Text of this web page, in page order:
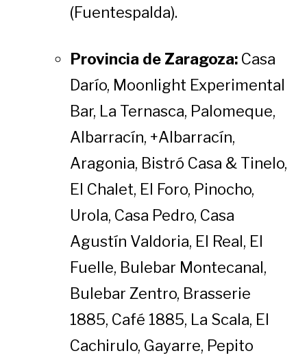
(Fuentespalda).
Provincia de Zaragoza: Casa
Darío, Moonlight Experimental
Bar, La Ternasca, Palomeque,
Albarracín, +Albarracín,
Aragonia, Bistró Casa & Tinelo,
El Chalet, El Foro, Pinocho,
Urola, Casa Pedro, Casa
Agustín Valdoria, El Real, El
Fuelle, Bulebar Montecanal,
Bulebar Zentro, Brasserie
1885, Café 1885, La Scala, El
Cachirulo, Gayarre, Pepito